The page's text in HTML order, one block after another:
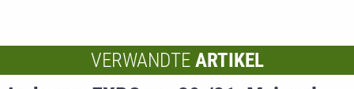
VERWANDTE ARTIKEL